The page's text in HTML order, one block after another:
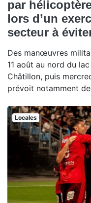
par
lors d’un
secteur à
Des manœuvres
11 août au nord du
Châtillon, puis
prévoit notamment
Locales